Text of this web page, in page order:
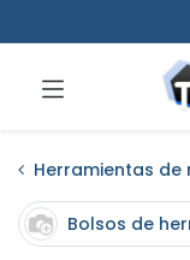
Herramientas de
Bolsos de